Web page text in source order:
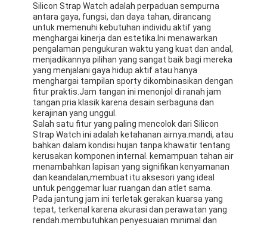
Silicon Strap Watch adalah perpaduan sempurna
antara gaya, fungsi, dan daya tahan, dirancang
untuk memenuhi kebutuhan individu aktif yang
menghargai kinerja dan estetika.Ini menawarkan
pengalaman pengukuran waktu yang kuat dan andal,
menjadikannya pilihan yang sangat baik bagi mereka
yang menjalani gaya hidup aktif atau hanya
menghargai tampilan sporty dikombinasikan dengan
fitur praktis.Jam tangan ini menonjol di ranah jam
tangan pria klasik karena desain serbaguna dan
kerajinan yang unggul.
Salah satu fitur yang paling mencolok dari Silicon
Strap Watch ini adalah ketahanan airnya.mandi, atau
bahkan dalam kondisi hujan tanpa khawatir tentang
kerusakan komponen internal. kemampuan tahan air
menambahkan lapisan yang signifikan kenyamanan
dan keandalan,membuat itu aksesori yang ideal
untuk penggemar luar ruangan dan atlet sama.
Pada jantung jam ini terletak gerakan kuarsa yang
tepat, terkenal karena akurasi dan perawatan yang
rendah.membutuhkan penyesuaian minimal dan